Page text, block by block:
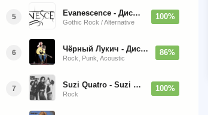
5 Evanescence - Дискография (1998-2026)
Gothic Rock / Alternative
100%
6 Чёрный Лукич - Дискография (1987-2014)
Rock, Punk, Acoustic
86%
7 Suzi Quatro - Suzi Quatro (Bonus Tracks, Remaster) 1973/2022
Rock
100%